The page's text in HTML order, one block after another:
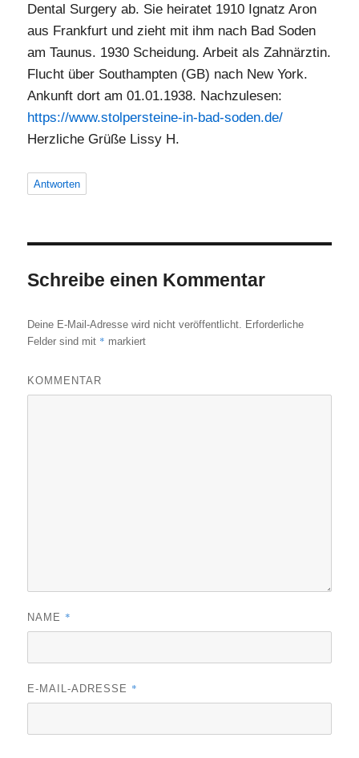
Dental Surgery ab. Sie heiratet 1910 Ignatz Aron
aus Frankfurt und zieht mit ihm nach Bad Soden
am Taunus. 1930 Scheidung. Arbeit als Zahnärztin.
Flucht über Southampten (GB) nach New York.
Ankunft dort am 01.01.1938. Nachzulesen:
https://www.stolpersteine-in-bad-soden.de/
Herzliche Grüße Lissy H.
Antworten
Schreibe einen Kommentar
Deine E-Mail-Adresse wird nicht veröffentlicht.
Erforderliche
Felder sind mit * markiert
KOMMENTAR
NAME *
E-MAIL-ADRESSE *